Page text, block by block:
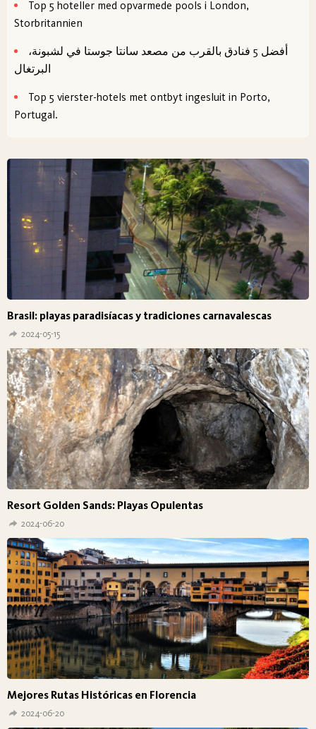
Top 5 hoteller med opvarmede pools i London,
Storbritannien
أفضل 5 فنادق بالقرب من مصعد سانتا جوستا في لشبونة،
البرتغال
Top 5 vierster-hotels met ontbyt ingesluit in Porto,
Portugal.
Brasil: playas paradisíacas y tradiciones carnavalescas
2024-05-15
Resort Golden Sands: Playas Opulentas
2024-06-20
Mejores Rutas Históricas en Florencia
2024-06-20